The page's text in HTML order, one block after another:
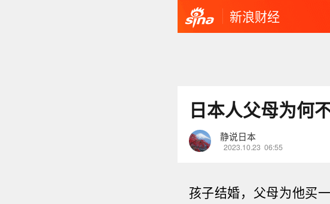
新浪财经
日本人父母为何
静说日本
2023.10.23 06:55
孩子结婚，父母为他买